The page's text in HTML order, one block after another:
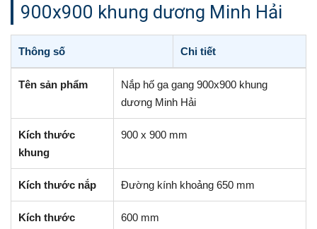
900x900 khung dương Minh Hải
Thông số Chi tiết
Tên sản phẩm
Nắp hố ga gang 900x900 khung
dương Minh Hải
Kích thước
khung
900 x 900 mm
Kích thước nắp Đường kính khoảng 650 mm
Kích thước
600 mm